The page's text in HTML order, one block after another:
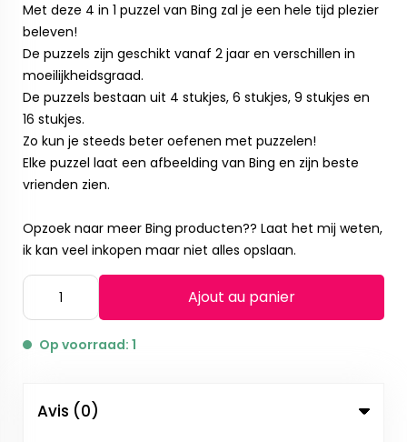
Met deze 4 in 1 puzzel van Bing zal je een hele tijd plezier
beleven!
De puzzels zijn geschikt vanaf 2 jaar en verschillen in
moeilijkheidsgraad.
De puzzels bestaan uit 4 stukjes, 6 stukjes, 9 stukjes en
16 stukjes.
Zo kun je steeds beter oefenen met puzzelen!
Elke puzzel laat een afbeelding van Bing en zijn beste
vrienden zien.
Opzoek naar meer Bing producten?? Laat het mij weten,
ik kan veel inkopen maar niet alles opslaan.
Ajout au panier
Op voorraad: 1
Avis (0)